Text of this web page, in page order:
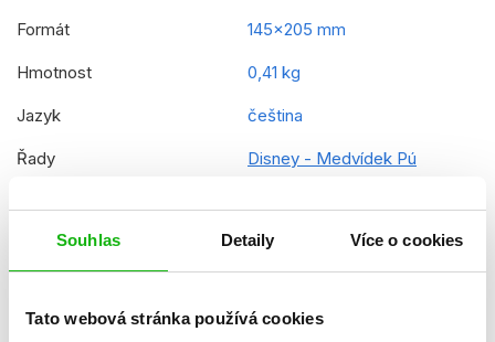
Souhlas Detaily Více o cookies
Tato webová stránka používá cookies
Formát 145x205 mm
Hmotnost 0,41 kg
Jazyk čeština
Řady Disney - Medvídek Pú
Book of Pooh´s Wisdom
Původní jazyk angličtina
EAN 9788025263068